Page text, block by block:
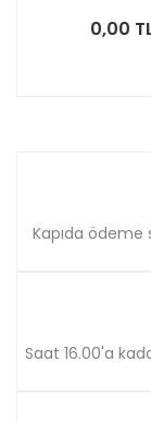
0,00
Kapıda
Saat 16.00'a